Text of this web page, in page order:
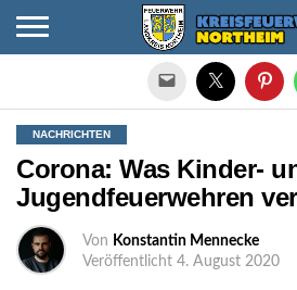
NACHRICHTEN
Corona: Was Kinder-
Jugendfeuerwehren
Von Konstantin Mennecke
Veröffentlicht 4. August 2020
Die mobile Version